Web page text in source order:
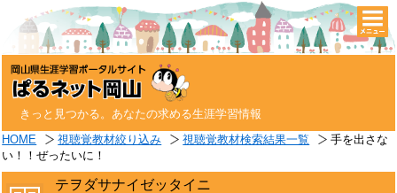
きっと見つかる。あなたの求める生涯学習情報
HOME 視聴覚教材絞り込み 視聴覚教材検索結果一覧
手を出さな
い！！ぜったいに！
テヲダサナイゼッタイニ